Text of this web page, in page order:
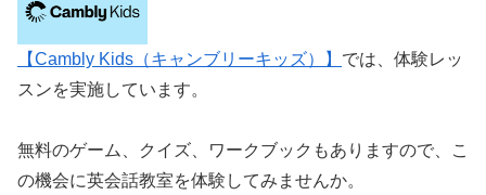
【Cambly Kids（キャンブリーキッズ）】 では、体験レッ
スンを実施しています。
無料のゲーム、クイズ、ワークブックもありますので、こ
の機会に英会話教室を体験してみませんか。